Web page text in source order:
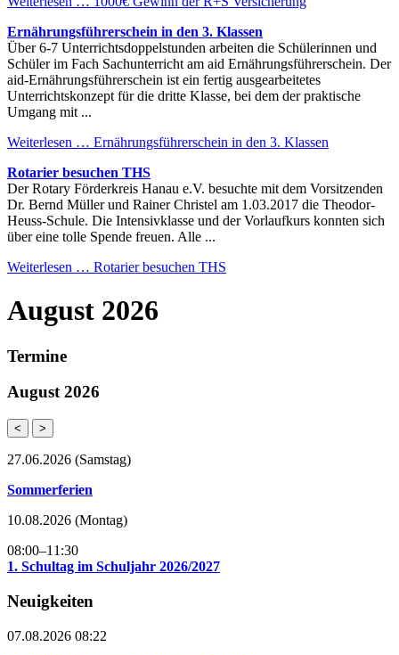
Ernährungsführerschein in den 3. Klassen
Über 6-7 Unterrichtsdoppelstunden arbeiten die Schülerinnen und
Schüler im Fach Sachunterricht am aid Ernährungsführerschein. Der
aid-Ernährungsführerschein ist ein fertig ausgearbeitetes
Unterrichtskonzept für die dritte Klasse, bei dem der praktische
Umgang mit ...
Weiterlesen … Ernährungsführerschein in den 3. Klassen
Rotarier besuchen THS
Der Rotary Förderkreis Hanau e.V. besuchte mit dem Vorsitzenden
Dr. Bernd Müller und Rainer Christel am 1.03.2017 die Theodor-
Heuss-Schule. Die Intensivklasse und der Vorlaufkurs konnten sich
über eine tolle Spende freuen. Alle ...
Weiterlesen … Rotarier besuchen THS
August 2026
Termine
August 2026
< >
27.06.2026 (Samstag)
Sommerferien
10.08.2026 (Montag)
08:00–11:30
1. Schultag im Schuljahr 2026/2027
Neuigkeiten
07.08.2026 08:22